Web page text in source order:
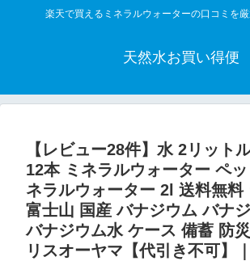
楽天で買えるミネラルウォーターの口コミを厳
天然水お買い得便
【レビュー28件】水 2リット
12本 ミネラルウォーター ペッ
ネラルウォーター 2l 送料無料
富士山 国産 バナジウム バナ
バナジウム水 ケース 備蓄 防
リスオーヤマ【代引き不可】